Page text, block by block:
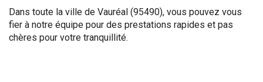
Dans toute la ville de Vauréal (95490), vous pouvez vous
fier à notre équipe pour des prestations rapides et pas
chères pour votre tranquillité.